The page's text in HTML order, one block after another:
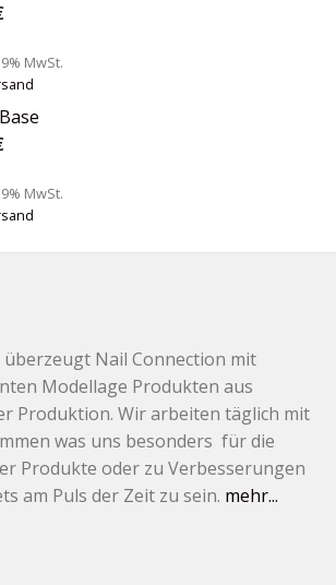
MwSt.
MwSt.
überzeugt Nail Connection mit
Modellage Produkten aus
Produktion. Wir arbeiten täglich mit
was uns besonders für die
Produkte oder zu Verbesserungen
am Puls der Zeit zu sein. mehr...